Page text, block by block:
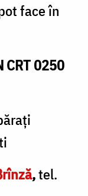
face în
CRT 0250
,tel.